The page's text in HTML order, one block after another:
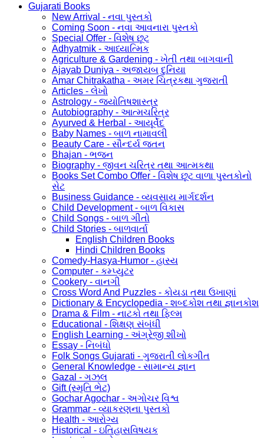
Gujarati Books
New Arrival - નવા પુસ્તકો
Coming Soon - નવા આવનારા પુસ્તકો
Special Offer - વિશેષ છૂટ
Adhyatmik - આધ્યાત્મિક
Agriculture & Gardening - ખેતી તથા બાગવાની
Ajayab Duniya - અજાયબ દુનિયા
Amar Chitrakatha - અમર ચિત્રકથા ગુજરાતી
Articles - લેખો
Astrology - જ્યોતિષશાસ્ત્ર
Autobiography - આત્મચરિત્ર
Ayurved & Herbal - આયૂર્વેદ
Baby Names - બાળ નામાવલી
Beauty Care - સૌન્દર્ય જતન
Bhajan - ભજન
Biography - જીવન ચરિત્ર તથા આત્મકથા
Books Set Combo Offer - વિશેષ છૂટ વાળા પુસ્તકોનો
સેટ
Business Guidance - વ્યવસાય માર્ગદર્શન
Child Development - બાળ વિકાસ
Child Songs - બાળ ગીતો
Child Stories - બાળવાર્તા
English Children Books
Hindi Children Books
Comedy-Hasya-Humor - હાસ્ય
Computer - કમ્પ્યુટર
Cookery - વાનગી
Cross Word And Puzzles - કોયડા તથા ઉખાણાં
Dictionary & Encyclopedia - શબ્દકોશ તથા જ્ઞાનકોશ
Drama & Film - નાટકો તથા ફિલ્મ
Educational - શિક્ષણ સંબંધી
English Learning - અંગ્રેજી શીખો
Essay - નિબંધો
Folk Songs Gujarati - ગુજરાતી લોકગીત
General Knowledge - સામાન્ય જ્ઞાન
Gazal - ગઝલ
Gift (સ્મૃતિ ભેટ)
Gochar Agochar - અગોચર વિશ્વ
Grammar - વ્યાકરણના પુસ્તકો
Health - આરોગ્ય
Historical - ઇતિહાસવિષયક